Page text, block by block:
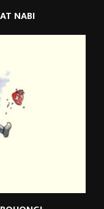
NABI